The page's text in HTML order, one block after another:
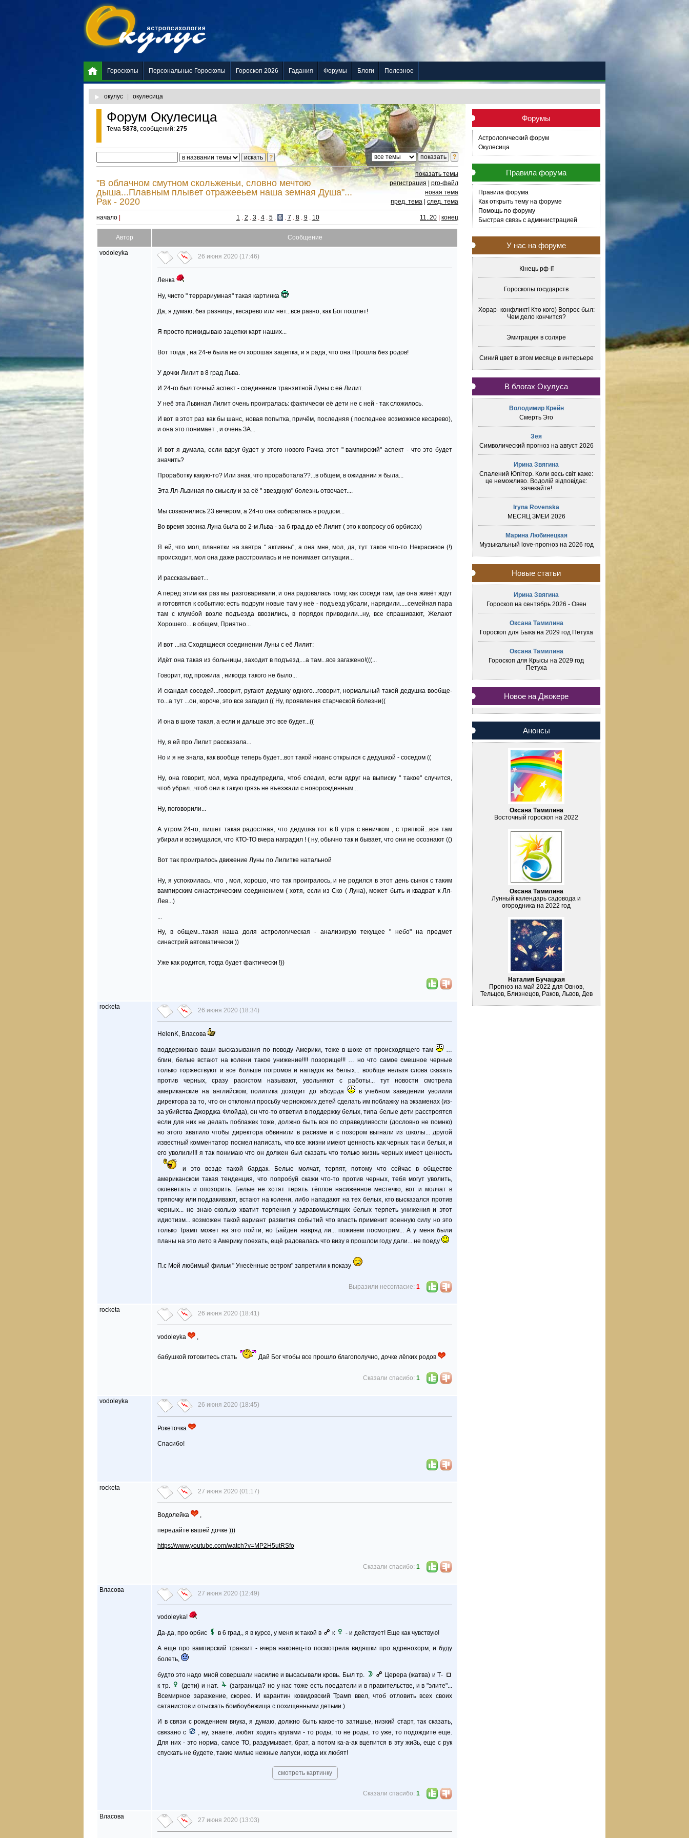
окулус окулесица
Форум Окулесица
Тема 5878, сообщений: 275
"В облачном смутном скольженьи, словно мечтою
дыша...Плавным плывет отражееьем наша земная Душа"...
Рак - 2020
показать темы
регистрация
pro-файл
новая тема
пред. тема
след. тема
начало 1 . 2 . 3 . 4 . 5 . 6 . 7 . 8 . 9 . 10 11..20 конец
Автор Сообщение
vodoleyka 26 июня 2020 (17:46)
Ленка
Ну, чисто " террариумная" такая картинка
Да, я думаю, без разницы, кесарево или нет...все равно, как Бог пошлет!
Я просто прикидываю зацепки карт наших...
Вот тогда , на 24-е была не оч хорошая зацепка, и я рада, что она Прошла без родов!
У дочки Лилит в 8 град Льва.
И 24-го был точный аспект - соединение транзитной Луны с её Лилит.
У неё эта Львиная Лилит очень проигралась: фактически её дети не с ней - так сложилось.
И вот в этот раз как бы шанс, новая попытка, причём, последняя ( последнее возможное кесарево),
и она это понимает , и очень ЗА...
И вот я думала, если вдруг будет у этого нового Рачка этот " вампирский" аспект - что это будет
значить?
Проработку какую-то? Или знак, что проработала??...в общем, в ожидании я была...
Эта Лл-Львиная по смыслу и за её " звездную" болезнь отвечает....
Мы созвонились 23 вечером, а 24-го она собиралась в роддом...
Во время звонка Луна была во 2-м Льва - за 6 град до её Лилит ( это к вопросу об орбисах)
Я ей, что мол, планетки на завтра " активны", а она мне, мол, да, тут такое что-то Некрасивое (!)
происходит, мол она даже расстроилась и не понимает ситуации...
И рассказывает...
А перед этим как раз мы разговаривали, и она радовалась тому, как соседи там, где она живёт ждут
и готовятся к событию: есть подруги новые там у неё - подъезд убрали, нарядили.....семейная пара
там с клумбой возле подъезда ввозились, в порядок приводили...ну, все спрашивают, Желают
Хорошего....в общем, Приятно...
И вот ...на Сходящиеся соединении Луны с её Лилит:
Идёт она такая из больницы, заходит в подъезд....а там...все загажено!(((...
Говорит, год прожила , никогда такого не было...
И скандал соседей...говорит, ругают дедушку одного...говорит, нормальный такой дедушка вообще-
то...а тут ...он, короче, это все загадил (( Ну, проявления старческой болезни((
И она в шоке такая, а если и дальше это все будет...((
Ну, я ей про Лилит рассказала...
Но и я не знала, как вообще теперь будет...вот такой нюанс открылся с дедушкой - соседом ((
Ну, она говорит, мол, мужа предупредила, чтоб следил, если вдруг на выписку " такое" случится,
чтоб убрал...чтоб они в такую грязь не въезжали с новорожденным...
Ну, поговорили...
А утром 24-го, пишет такая радостная, что дедушка тот в 8 утра с веничком , с тряпкой...все там
убирал и возмущался, что КТО-ТО вчера наградил ! ( ну, обычно так и бывает, что они не осознают (()
Вот так проигралось движение Луны по Лилитке натальной
Ну, я успокоилась, что , мол, хорошо, что так проигралось, и не родился в этот день сынок с таким
вампирским синастрическим соединением ( хотя, если из Ско ( Луна), может быть и квадрат к Лл-
Лев...)
...
Ну, в общем...такая наша доля астрологическая - анализирую текущее " небо" на предмет
синастрий автоматически ))
Уже как родится, тогда будет фактически !))
rocketa 26 июня 2020 (18:34)
HelenK, Власова
поддерживаю ваши высказывания по поводу Америки, тоже в шоке от происходящего там
…
блин, белые встают на колени такое унижение!!!! позорище!!! … но что самое смешное черные
только торжествуют и все больше погромов и нападок на белых... вообще нельзя слова сказать
против черных, сразу расистом называют, увольняют с работы... тут новости смотрела
американские на английском, политика доходит до абсурда
в учебном заведении уволили
директора за то, что он отклонил просьбу чернокожих детей сделать им поблажку на экзаменах (из-
за убийства Джорджа Флойда), он что-то ответил в поддержку белых, типа белые дети расстроятся
если для них не делать поблажек тоже, должно быть все по справедливости (дословно не помню)
но этого хватило чтобы директора обвинили в расизме и с позором выгнали из школы... другой
известный комментатор посмел написать, что все жизни имеют ценность как черных так и белых, и
его уволили!!! я так понимаю что он должен был сказать что только жизнь черных имеет ценность
и это везде такой бардак. Белые молчат, терпят, потому что сейчас в обществе
американском такая тенденция, что попробуй скажи что-то против черных, тебя могут уволить,
оклеветать и опозорить. Белые не хотят терять тёплое насиженное местечко, вот и молчат в
тряпочку или поддакивают, встают на колени, либо нападают на тех белых, кто высказался против
черных... не знаю сколько хватит терпения у здравомыслящих белых терпеть унижения и этот
идиотизм... возможен такой вариант развития событий что власть применит военную силу но это
только Трамп может на это пойти, но Байден навряд ли... поживем посмотрим... А у меня были
планы на это лето в Америку поехать, ещё радовалась что визу в прошлом году дали... не поеду
П.с Мой любимый фильм " Унесённые ветром" запретили к показу
Выразили несогласие: 1
rocketa 26 июня 2020 (18:41)
vodoleyka ,
бабушкой готовитесь стать Дай Бог чтобы все прошло благополучно, дочке лёгких родов
Сказали спасибо: 1
vodoleyka 26 июня 2020 (18:45)
Рокеточка
Спасибо!
rocketa 27 июня 2020 (01:17)
Водолейка ,
передайте вашей дочке )))
https://www.youtube.com/watch?v=MP2H5utRSfo
Сказали спасибо: 1
Власова 27 июня 2020 (12:49)
vodoleyka!
Да-да, про орбис в 6 град., я в курсе, у меня ж такой в к - и действует! Еще как чувствую!
А еще про вампирский транзит - вчера наконец-то посмотрела видяшки про адренохорм, и буду
болеть,
будто это надо мной совершали насилие и высасывали кровь. Был тр.
Церера (жатва) и Т-
к тр.
(дети) и нат.
(заграница? но у нас тоже есть поедатели и в правительстве, и в "элите"...
Всемирное заражение, скорее. И карантин ковидовский Трамп ввел, чтоб отловить всех своих
сатанистов и отыскать бомбоубежища с похищенными детьми.)
И в связи с рождением внука, я думаю, должно быть какое-то затишье, низкий старт, так сказать,
связано с
, ну, знаете, любят ходить кругами - то роды, то не роды, то уже, то подождите еще.
Для них - это норма, самое ТО, раздумывает, брат, а потом ка-а-ак вцепится в эту жиЗь, еще с рук
спускать не будете, такие милые нежные лапуси, когда их любят!
смотреть картинку
Сказали спасибо: 1
Власова 27 июня 2020 (13:03)
Форумы
Астрологический форум
Окулесица
Правила форума
Правила форума
Как открыть тему на форуме
Помощь по форуму
Быстрая связь с администрацией
У нас на форуме
Кінець рф-ії
Гороскопы государств
Хорар- конфликт! Кто кого) Вопрос был:
Чем дело кончится?
Эмиграция в соляре
Синий цвет в этом месяце в интерьере
В блогах Окулуса
Володимир Крейн
Смерть Эго
Зея
Символический прогноз на август 2026
Ирина Звягина
Спалений Юпітер. Коли весь світ каже:
це неможливо. Водолій відповідає:
зачекайте!
Iryna Rovenska
МЕСЯЦ ЗМЕИ 2026
Марина Любинецкая
Музыкальный love-прогноз на 2026 год
Новые статьи
Ирина Звягина
Гороскоп на сентябрь 2026 - Овен
Оксана Тамилина
Гороскоп для Быка на 2029 год Петуха
Оксана Тамилина
Гороскоп для Крысы на 2029 год
Петуха
Новое на Джокере
Анонсы
Оксана Тамилина
Восточный гороскоп на 2022
Оксана Тамилина
Лунный календарь садовода и
огородника на 2022 год
Наталия Бучацкая
Прогноз на май 2022 для Овнов,
Тельцов, Близнецов, Раков, Львов, Дев
Гороскопы Персональные Гороскопы Гороскоп 2026 Гадания Форумы Блоги Полезное